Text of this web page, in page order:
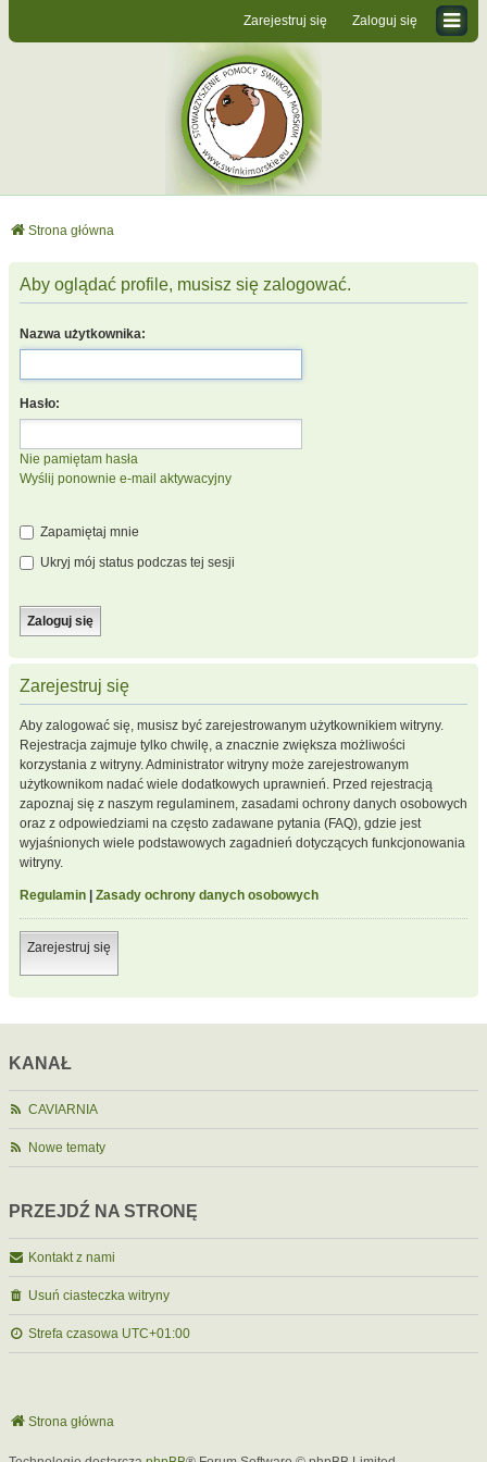
Zaloguj się
Zarejestruj się
Strona główna
Aby oglądać profile, musisz się zalogować.
Nazwa użytkownika:
Hasło:
Nie pamiętam hasła
Wyślij ponownie e-mail aktywacyjny
Zapamiętaj mnie
Ukryj mój status podczas tej sesji
Zarejestruj się
Aby zalogować się, musisz być zarejestrowanym użytkownikiem witryny.
Rejestracja zajmuje tylko chwilę, a znacznie zwiększa możliwości
korzystania z witryny. Administrator witryny może zarejestrowanym
użytkownikom nadać wiele dodatkowych uprawnień. Przed rejestracją
zapoznaj się z naszym regulaminem, zasadami ochrony danych osobowych
oraz z odpowiedziami na często zadawane pytania (FAQ), gdzie jest
wyjaśnionych wiele podstawowych zagadnień dotyczących funkcjonowania
witryny.
Regulamin Zasady ochrony danych osobowych
Zarejestruj się
KANAŁ
CAVIARNIA
Nowe tematy
PRZEJDŹ NA STRONĘ
Kontakt z nami
Usuń ciasteczka witryny
Strefa czasowa UTC+01:00
Strona główna